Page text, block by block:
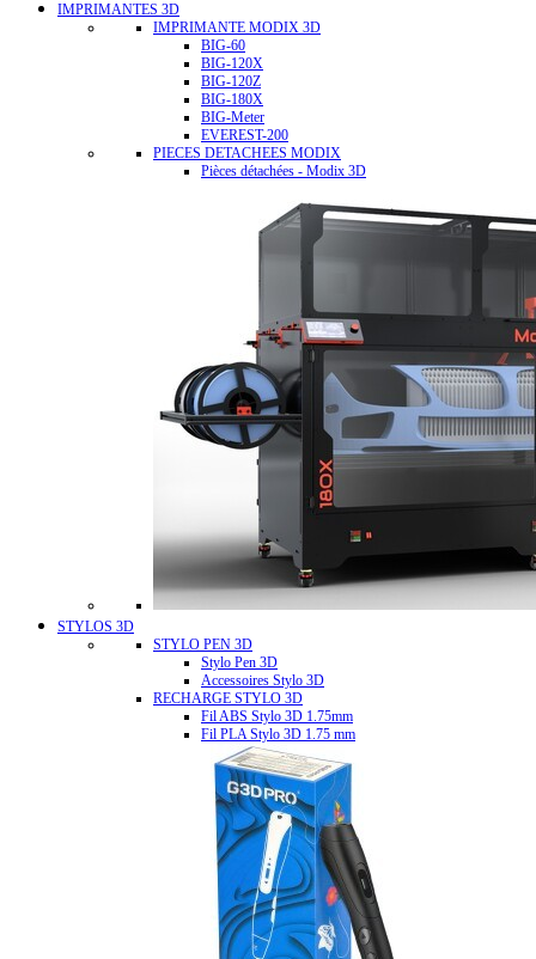
IMPRIMANTES 3D
IMPRIMANTE MODIX 3D
BIG-60
BIG-120X
BIG-120Z
BIG-180X
BIG-Meter
EVEREST-200
PIECES DETACHEES MODIX
Pièces détachées - Modix 3D
STYLOS 3D
STYLO PEN 3D
Stylo Pen 3D
Accessoires Stylo 3D
RECHARGE STYLO 3D
Fil ABS Stylo 3D 1.75mm
Fil PLA Stylo 3D 1.75 mm